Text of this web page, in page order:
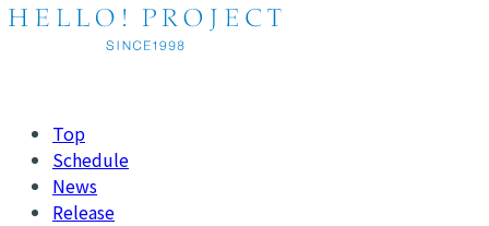
Top
Schedule
News
Release